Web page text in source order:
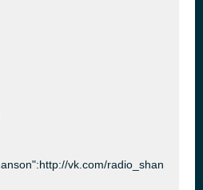
vk.com/radio_shanson